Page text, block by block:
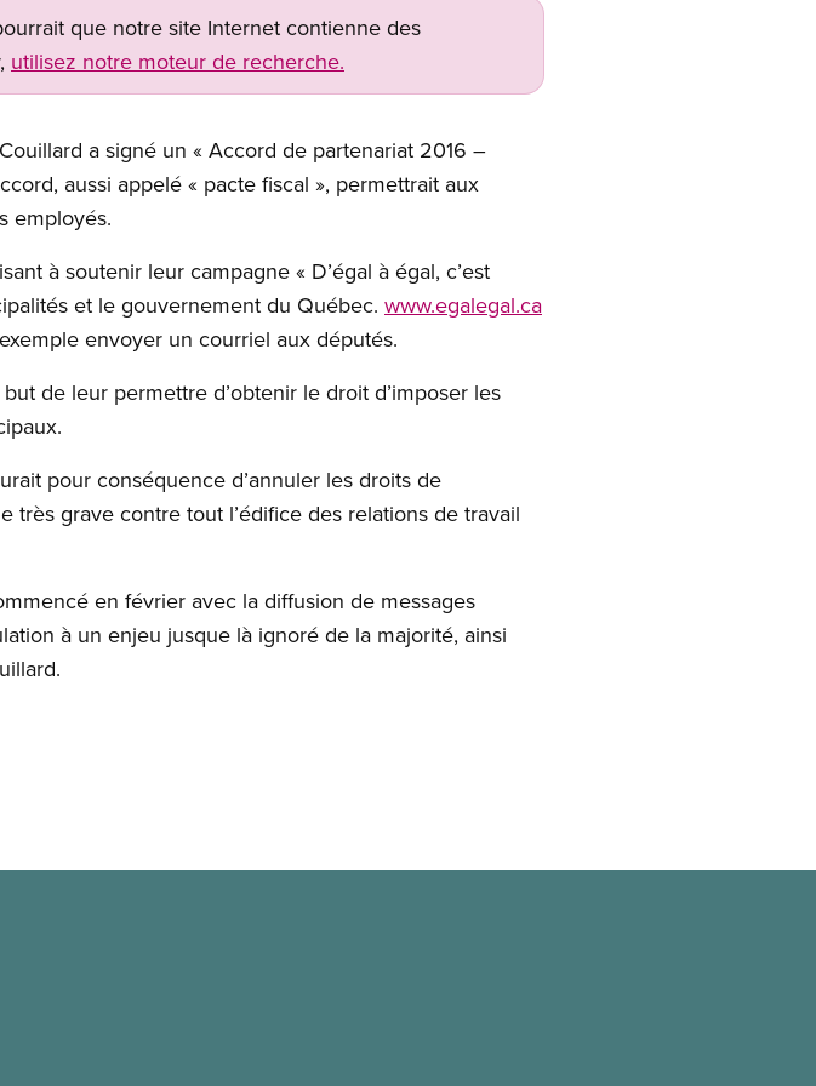
que notre site Internet contienne des
utilisez notre moteur de recherche.
a signé un « Accord de partenariat 2016 –
aussi appelé « pacte fiscal », permettrait aux
employés.
à soutenir leur campagne « D’égal à égal, c’est
et le gouvernement du Québec. www.egalegal.ca
envoyer un courriel aux députés.
de leur permettre d’obtenir le droit d’imposer les
pour conséquence d’annuler les droits de
très grave contre tout l’édifice des relations de travail
en février avec la diffusion de messages
à un enjeu jusque là ignoré de la majorité, ainsi